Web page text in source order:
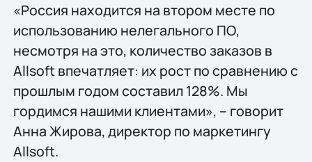
«Россия находится на втором месте по
использованию нелегального ПО,
несмотря на это, количество заказов в
Allsoft впечатляет: их рост по сравнению с
прошлым годом составил 128%. Мы
гордимся нашими клиентами», – говорит
Анна Жирова, директор по маркетингу
Allsoft.